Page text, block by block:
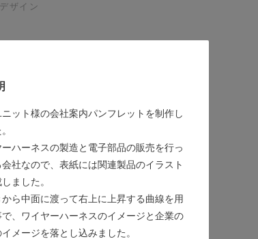
ザイン
ット様の会社案内パンフレットを制作し
ーハーネスの製造と電子部品の販売を行っ
会社なので、表紙には関連製品のイラスト
ました。
から中面に渡って右上に上昇する曲線を用
で、ワイヤーハーネスのイメージと企業の
メージを落とし込みました。